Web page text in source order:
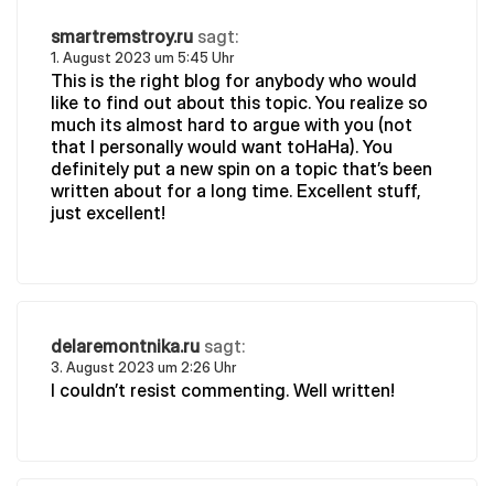
smartremstroy.ru sagt:
1. August 2023 um 5:45 Uhr
This is the right blog for anybody who would
like to find out about this topic. You realize so
much its almost hard to argue with you (not
that I personally would want toHaHa). You
definitely put a new spin on a topic that’s been
written about for a long time. Excellent stuff,
just excellent!
delaremontnika.ru sagt:
3. August 2023 um 2:26 Uhr
I couldn’t resist commenting. Well written!